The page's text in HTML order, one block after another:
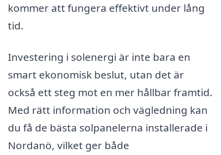
kommer att fungera effektivt under lång
tid.
Investering i solenergi är inte bara en
smart ekonomisk beslut, utan det är
också ett steg mot en mer hållbar framtid.
Med rätt information och vägledning kan
du få de bästa solpanelerna installerade i
Nordanö, vilket ger både